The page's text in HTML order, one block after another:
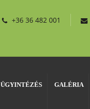
+36 36 482 001
ÜGYINTÉZÉS GALÉRIA